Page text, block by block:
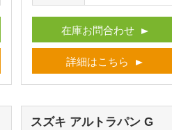
在庫お問合わせ
詳細はこちら
スズキ アルトラパン G